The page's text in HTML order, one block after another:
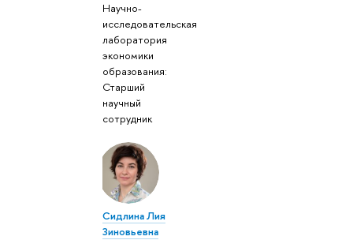
Научно-
исследовательская
лаборатория
экономики
образования:
Старший
научный
сотрудник
Сидлина Лия
Зиновьевна